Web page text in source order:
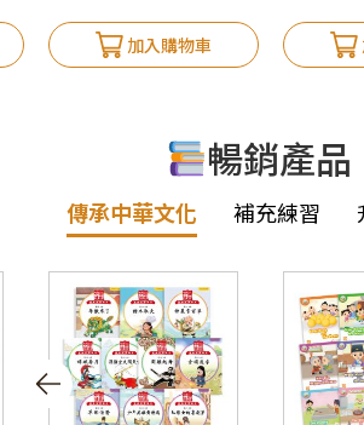
加入購物車
暢銷產品
傳承中華文化 補充練習